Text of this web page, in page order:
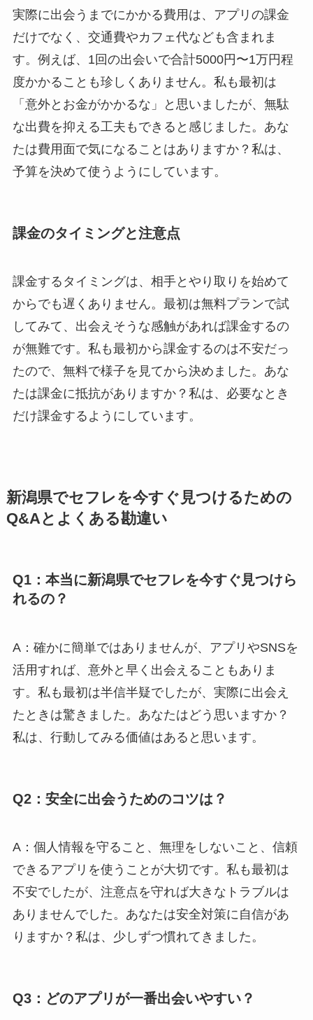
実際に出会うまでにかかる費用は、アプリの課金
だけでなく、交通費やカフェ代なども含まれま
す。例えば、1回の出会いで合計5000円〜1万円程
度かかることも珍しくありません。私も最初は
「意外とお金がかかるな」と思いましたが、無駄
な出費を抑える工夫もできると感じました。あな
たは費用面で気になることはありますか？私は、
予算を決めて使うようにしています。
課金のタイミングと注意点
課金するタイミングは、相手とやり取りを始めて
からでも遅くありません。最初は無料プランで試
してみて、出会えそうな感触があれば課金するの
が無難です。私も最初から課金するのは不安だっ
たので、無料で様子を見てから決めました。あな
たは課金に抵抗がありますか？私は、必要なとき
だけ課金するようにしています。
新潟県でセフレを今すぐ見つけるための
Q&Aとよくある勘違い
Q1：本当に新潟県でセフレを今すぐ見つけら
れるの？
A：確かに簡単ではありませんが、アプリやSNSを
活用すれば、意外と早く出会えることもありま
す。私も最初は半信半疑でしたが、実際に出会え
たときは驚きました。あなたはどう思いますか？
私は、行動してみる価値はあると思います。
Q2：安全に出会うためのコツは？
A：個人情報を守ること、無理をしないこと、信頼
できるアプリを使うことが大切です。私も最初は
不安でしたが、注意点を守れば大きなトラブルは
ありませんでした。あなたは安全対策に自信があ
りますか？私は、少しずつ慣れてきました。
Q3：どのアプリが一番出会いやすい？